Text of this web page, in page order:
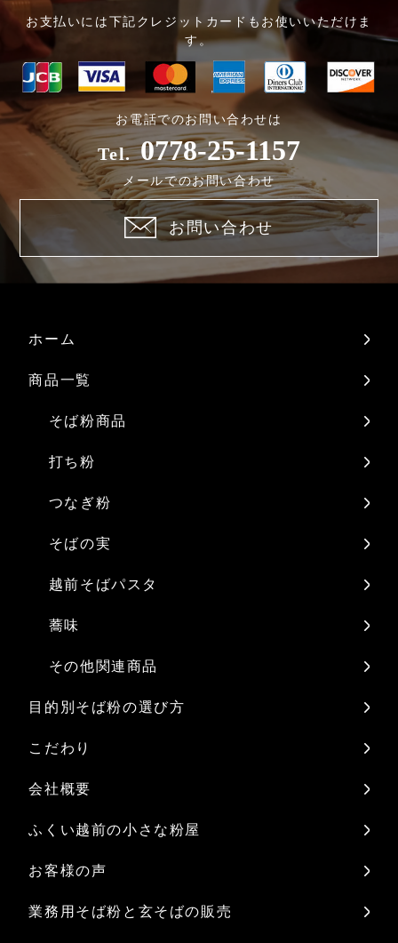
お支払いには下記クレジットカードもお使いいただけま
す。
お電話でのお問い合わせは
Tel. 0778-25-1157
メールでのお問い合わせ
お問い合わせ
ホーム
商品一覧
そば粉商品
打ち粉
つなぎ粉
そばの実
越前そばパスタ
蕎味
その他関連商品
目的別そば粉の選び方
こだわり
会社概要
ふくい越前の小さな粉屋
お客様の声
業務用そば粉と玄そばの販売